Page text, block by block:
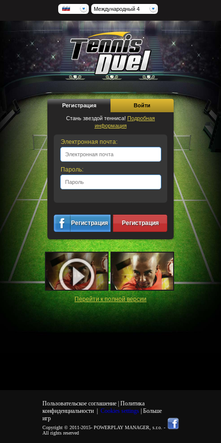
Международный 4
Регистрация Войти
Стань звездой тенниса! Подробная
информация
Электронная почта:
Пароль:
Регистрация Регистрация
Перейти к полной версии
Пользовательское соглашение | Политика
конфиденциальности| Cookies settings
| Больше
игр
Copyright © 2011-2015- POWERPLAY MANAGER, s.r.o. -
All rights reserved